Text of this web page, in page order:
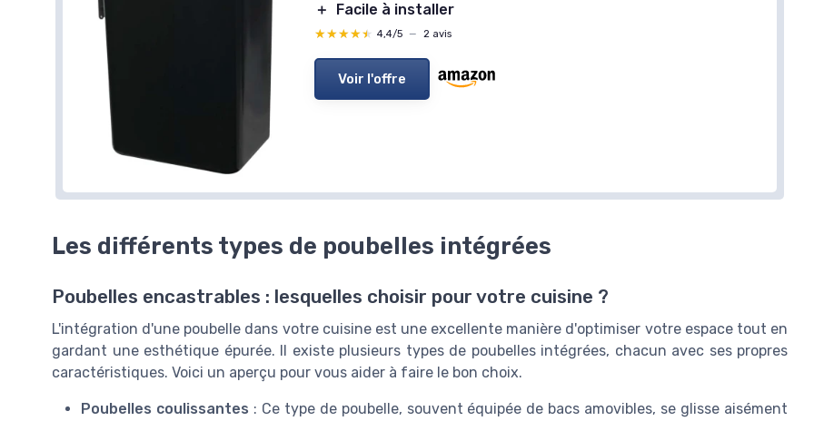
＋
Facile à installer
★★★★★
★★★★★ 4,4/5 — 2 avis
Voir l'offre
Les différents types de poubelles intégrées
Poubelles encastrables : lesquelles choisir pour votre cuisine ?
L'intégration d'une poubelle dans votre cuisine est une excellente manière d'optimiser votre espace tout en
gardant une esthétique épurée. Il existe plusieurs types de poubelles intégrées, chacun avec ses propres
caractéristiques. Voici un aperçu pour vous aider à faire le bon choix.
Poubelles coulissantes : Ce type de poubelle, souvent équipée de bacs amovibles, se glisse aisément